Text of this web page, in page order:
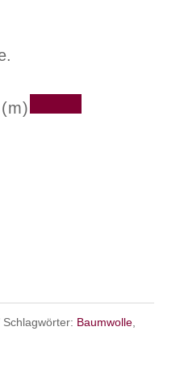
Schlagwörter: Baumwolle